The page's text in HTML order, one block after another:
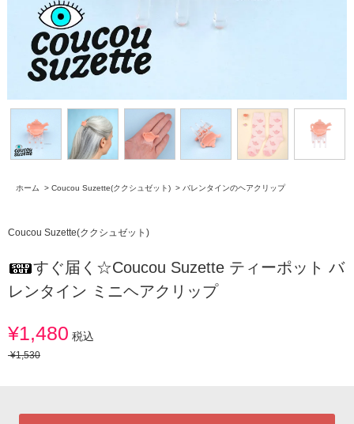
ホーム > Coucou Suzette(ククシュゼット) > バレンタインのヘアクリップ
Coucou Suzette(ククシュゼット)
すぐ届く☆Coucou Suzette ティーポット バ
レンタイン ミニヘアクリップ
¥1,480 税込
¥1,530